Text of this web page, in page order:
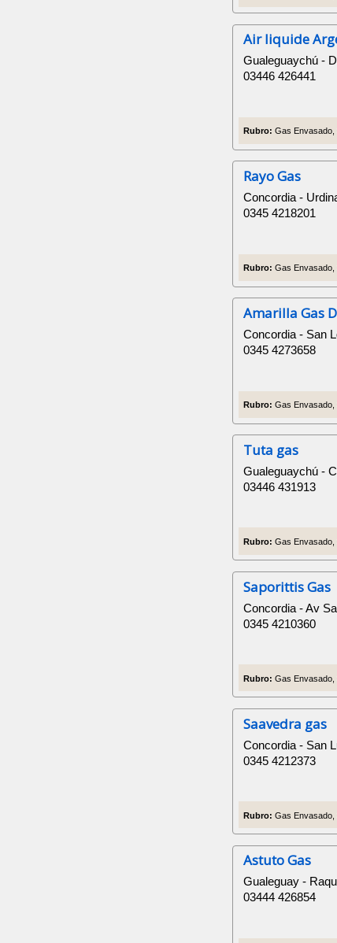
Air liquide
Gualeguaychú -
03446 426441
Rubro: Gas Envasado,
Rayo Gas
Concordia -
0345 4218201
Rubro: Gas Envasado,
Amarilla Gas
Concordia - San
0345 4273658
Rubro: Gas Envasado,
Tuta gas
Gualeguaychú -
03446 431913
Rubro: Gas Envasado,
Saporittis Gas
Concordia - Av
0345 4210360
Rubro: Gas Envasado,
Saavedra gas
Concordia - San
0345 4212373
Rubro: Gas Envasado,
Astuto Gas
Gualeguay -
03444 426854